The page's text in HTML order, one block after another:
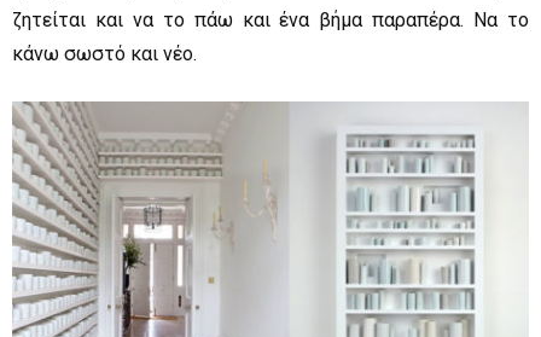
ζητείται και να το πάω και ένα βήμα παραπέρα. Να το
κάνω σωστό και νέο.